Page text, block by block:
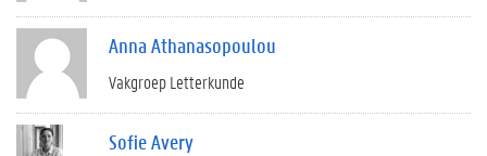
Anna Athanasopoulou
Vakgroep Letterkunde
Sofie Avery